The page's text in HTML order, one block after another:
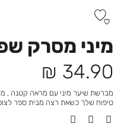
מיני מסרק
מחיר
מוצר
34.90 ₪
מברשת שיער מיני עם מראה קטנה ,
טיפוח שלך כשאת רצה מבית ספר